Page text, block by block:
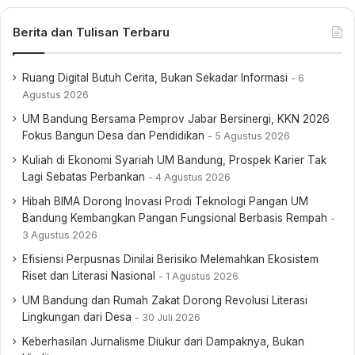
terhadap tujuh kata “dengan kewajiban menjalankan syari’at
Islam bagi pemeluknya”. Mengingat bahwa Piagam Jakarta
tersebut merupakan hasil kesepakatan yang telah dicapai
dalam persidangan BPUPK, tentu tidak dapat dengan mudah
dilakukan perubahan. Oleh karena itu, dibutuhkan
persetujuan, terutama dari tokoh Islam. Diantara tokoh Islam
yang mempertahankan tujuh kata tersebut adalah Ki Bagus
Hadikusumo. Beberapa sumber menyatakan yang berperan
diminta tolong oleh Soekarno untuk melobi Ki Bagus
Hadikusumo agar menyetujui penghapusan tujuh kata
tersebut adalah, Mr Kasman Singodimedjo.
Pak Kasman, mempunya beberapa karya yang sudah pernah
diterbitkan, diantaranya: O, Anakku (1959), Renungan dari
Tahanan (1967), Rente bukan Riba (1972) dan beberapa
tulisan lainnya. Pak Kasman, yang nama lengkapnya Prof Dr
Mr RH Kasman Singdimedjo, wafat pada 25 Oktober 1982
Berita dan Tulisan Terbaru
Ruang Digital Butuh Cerita, Bukan Sekadar Informasi
6
Agustus 2026
UM Bandung Bersama Pemprov Jabar Bersinergi, KKN 2026
Fokus Bangun Desa dan Pendidikan
5 Agustus 2026
Kuliah di Ekonomi Syariah UM Bandung, Prospek Karier Tak
Lagi Sebatas Perbankan
4 Agustus 2026
Hibah BIMA Dorong Inovasi Prodi Teknologi Pangan UM
Bandung Kembangkan Pangan Fungsional Berbasis Rempah
3 Agustus 2026
Efisiensi Perpusnas Dinilai Berisiko Melemahkan Ekosistem
Riset dan Literasi Nasional
1 Agustus 2026
UM Bandung dan Rumah Zakat Dorong Revolusi Literasi
Lingkungan dari Desa
30 Juli 2026
Keberhasilan Jurnalisme Diukur dari Dampaknya, Bukan